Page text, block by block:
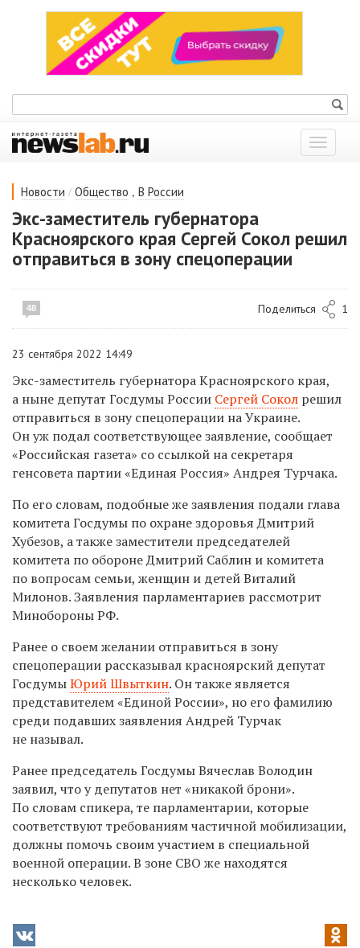
Показать
меню
Новости / Общество , В России
Экс-заместитель губернатора
Красноярского края Сергей Сокол решил
отправиться в зону спецоперации
48 Поделиться 1
23 сентября 2022 14:49
Экс-заместитель губернатора Красноярского края,
а ныне депутат Госдумы России Сергей Сокол решил
отправиться в зону спецоперации на Украине.
Он уж подал соответствующее заявление, сообщает
«Российская газета» со ссылкой на секретаря
генсовета партии «Единая Россия» Андрея Турчака.
По его словам, подобные же заявления подали глава
комитета Госдумы по охране здоровья Дмитрий
Хубезов, а также заместители председателей
комитета по обороне Дмитрий Саблин и комитета
по вопросам семьи, женщин и детей Виталий
Милонов. Заявления парламентариев рассмотрит
Минобороны РФ.
Ранее о своем желании отправиться в зону
спецоперации рассказывал красноярский депутат
ГосдумыЮрий Швыткин. Он также является
представителем «Единой России», но его фамилию
среди подавших заявления Андрей Турчак
не называл.
Ранее председатель Госдумы Вячеслав Володин
заявил, что у депутатов нет «никакой брони».
По словам спикера, те парламентарии, которые
соответствуют требованиям частичной мобилизации,
должны помочь своим участием в специальной
военной операции. В зоне СВО же находятся
несколько человек.